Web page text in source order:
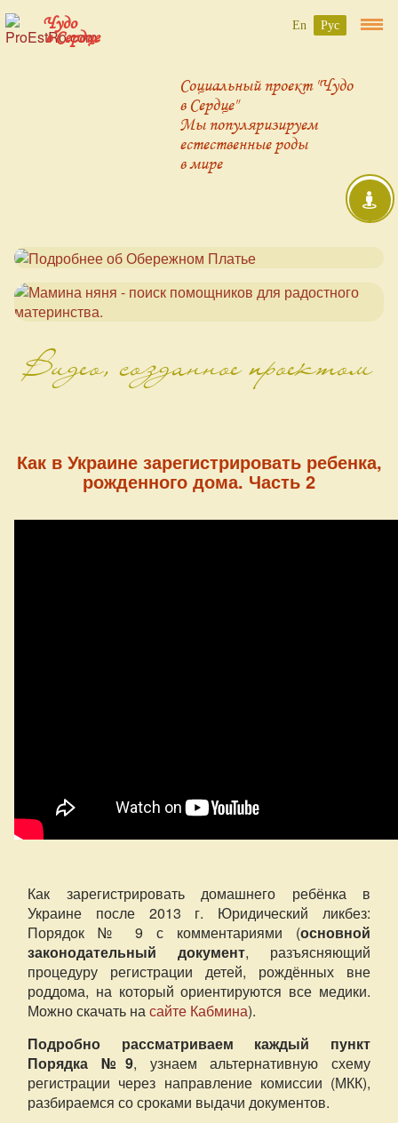
Чудо
в Сердце
Социальный проект "Чудо
в Сердце"
Мы популяризируем
естественные роды
в мире
Видео, созданное проектом
Как в Украине зарегистрировать ребенка,
рожденного дома. Часть 2
Как зарегистрировать домашнего ребёнка в
Украине после 2013 г. Юридический ликбез:
Порядок № 9 с комментариями (основной
законодательный документ, разъясняющий
процедуру регистрации детей, рождённых вне
роддома, на который ориентируются все медики.
Можно скачать насайте Кабмина).
Подробно рассматриваем каждый пункт
Порядка №9, узнаем альтернативную схему
регистрации через направление комиссии (МКК),
разбираемся со сроками выдачи документов.
En Рус